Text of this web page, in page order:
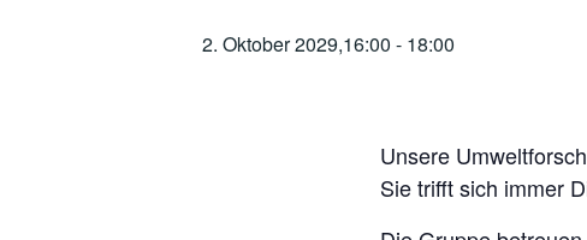
2. Oktober 2029,16:00 - 18:00
Unsere
Sie trifft sich immer